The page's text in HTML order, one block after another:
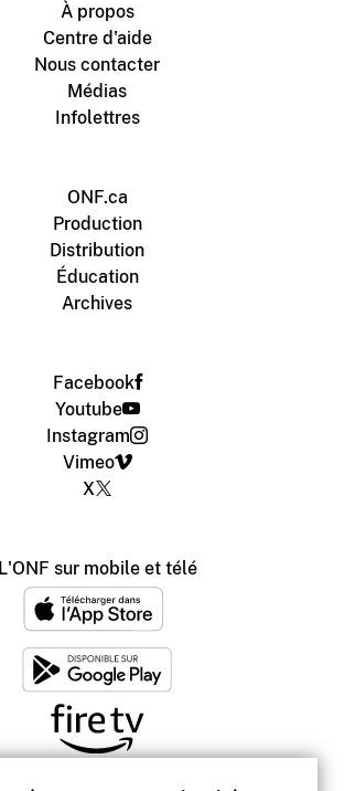
À propos
Centre d'aide
Nous contacter
Médias
Infolettres
ONF.ca
Production
Distribution
Éducation
Archives
Facebook
Youtube
Instagram
Vimeo
X
L'ONF sur mobile et télé